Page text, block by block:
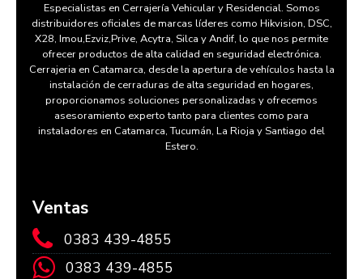
Especialistas en Cerrajería Vehicular y Residencial. Somos
distribuidores oficiales de marcas líderes como Hikvision, DSC,
X28, Imou,Ezviz,Prive, Acytra, Silca y Andif, lo que nos permite
ofrecer productos de alta calidad en seguridad electrónica.
Cerrajeria en Catamarca, desde la apertura de vehículos hasta la
instalación de cerraduras de alta seguridad en hogares,
proporcionamos soluciones personalizadas y ofrecemos
asesoramiento experto tanto para clientes como para
instaladores en Catamarca, Tucumán, La Rioja y Santiago del
Estero.
Ventas
0383 439-4855
0383 439-4855